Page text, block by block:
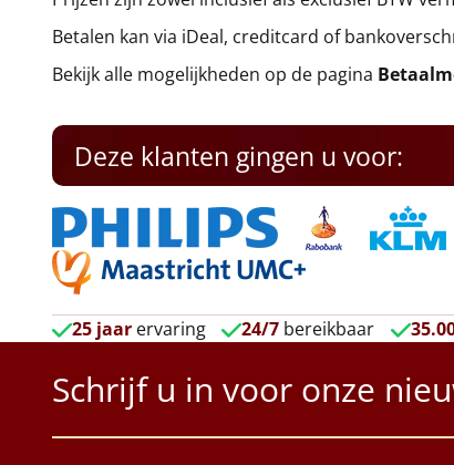
Betalen kan via iDeal, creditcard of
Bekijk alle mogelijkheden op de pagina
Deze klanten gingen u voor:
25 jaar ervaring 24/7 bereikbaar
Schrijf u in voor onze